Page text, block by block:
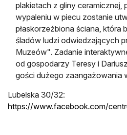
plakietach z gliny ceramicznej,
wypaleniu w piecu zostanie
płaskorzeźbiona ściana, która
śladów ludzi odwiedzających
Muzeów". Zadanie
od gospodarzy Teresy i
gości dużego zaangażowania
Lubelska 30/32:
https://www.facebook.com/